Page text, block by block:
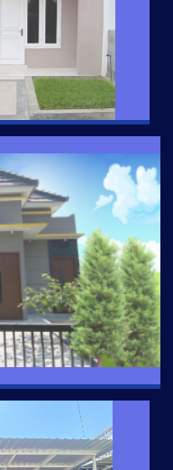
10 menit dari pusat
Free Desain, Dapur,
Mandi.